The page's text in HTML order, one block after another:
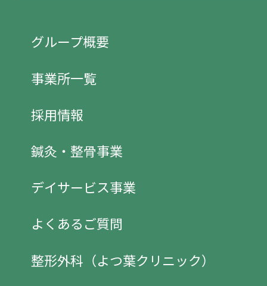
グループ概要
事業所一覧
採用情報
鍼灸・整骨事業
デイサービス事業
よくあるご質問
整形外科（よつ葉クリニック）